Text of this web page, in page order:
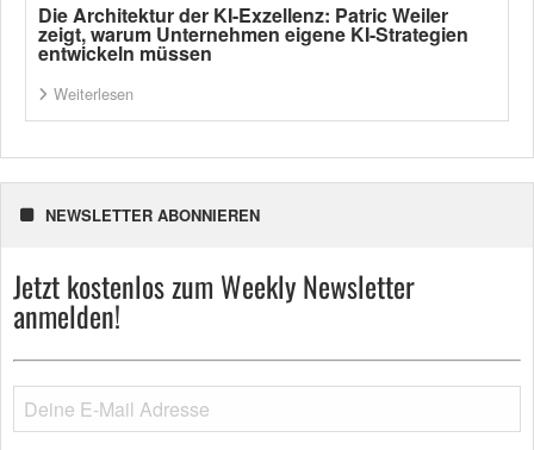
Die Architektur der KI-Exzellenz: Patric Weiler
zeigt, warum Unternehmen eigene KI-Strategien
entwickeln müssen
Weiterlesen
NEWSLETTER ABONNIEREN
Jetzt kostenlos zum Weekly Newsletter
anmelden!